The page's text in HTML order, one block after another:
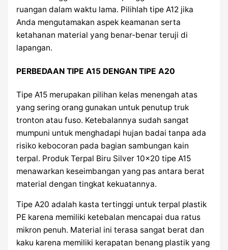
ruangan dalam waktu lama. Pilihlah tipe A12 jika
Anda mengutamakan aspek keamanan serta
ketahanan material yang benar-benar teruji di
lapangan.
PERBEDAAN TIPE A15 DENGAN TIPE A20
Tipe A15 merupakan pilihan kelas menengah atas
yang sering orang gunakan untuk penutup truk
tronton atau fuso. Ketebalannya sudah sangat
mumpuni untuk menghadapi hujan badai tanpa ada
risiko kebocoran pada bagian sambungan kain
terpal. Produk Terpal Biru Silver 10×20 tipe A15
menawarkan keseimbangan yang pas antara berat
material dengan tingkat kekuatannya.
Tipe A20 adalah kasta tertinggi untuk terpal plastik
PE karena memiliki ketebalan mencapai dua ratus
mikron penuh. Material ini terasa sangat berat dan
kaku karena memiliki kerapatan benang plastik yang